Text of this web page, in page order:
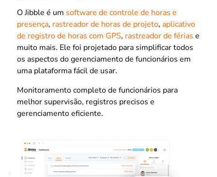
O Jibble é um software de controle de horas e
presença, rastreador de horas de projeto, aplicativo
de registro de horas com GPS, rastreador de férias e
muito mais. Ele foi projetado para simplificar todos
os aspectos do gerenciamento de funcionários em
uma plataforma fácil de usar.
Monitoramento completo de funcionários para
melhor supervisão, registros precisos e
gerenciamento eficiente.